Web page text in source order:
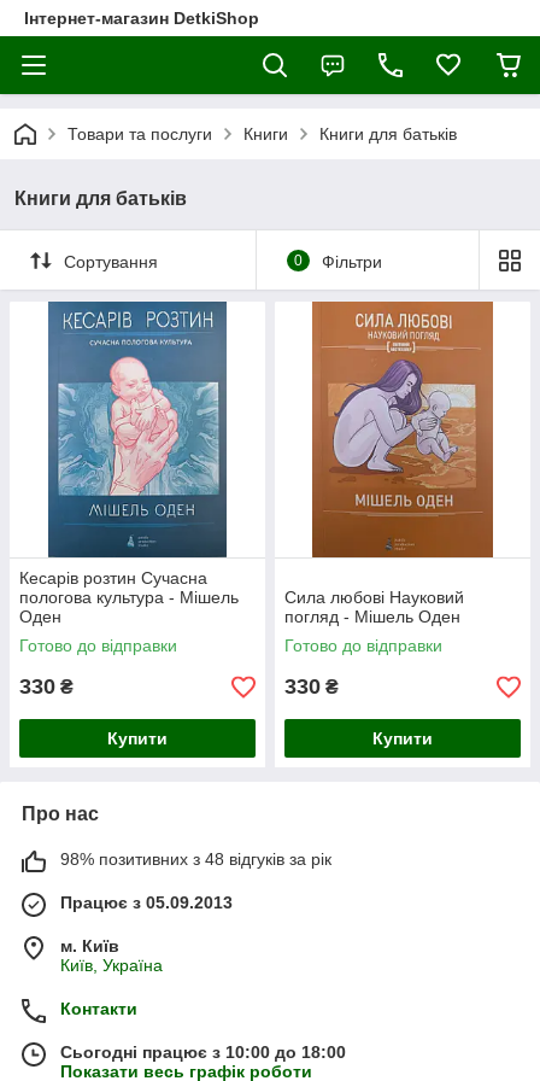
Інтернет-магазин DetkiShop
Товари та послуги Книги Книги для батьків
Книги для батьків
Сортування 0 Фільтри
Кесарів розтин Сучасна
пологова культура - Мішель
Оден
Готово до відправки
330 ₴
Купити
Сила любові Науковий
погляд - Мішель Оден
Готово до відправки
330 ₴
Купити
Про нас
98% позитивних з 48 відгуків за рік
Працює з 05.09.2013
м. Київ
Київ, Україна
Контакти
Сьогодні працює з 10:00 до 18:00
Показати весь графік роботи